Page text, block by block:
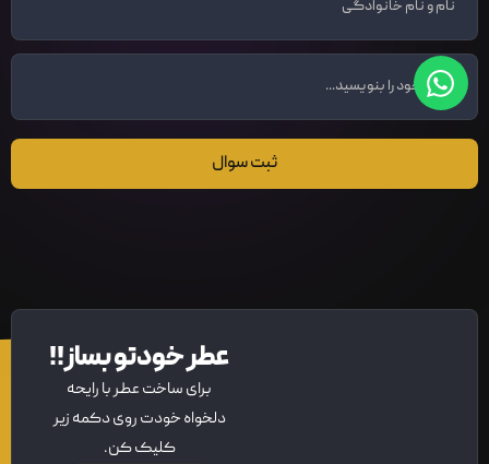
ثبت سوال
عطر خودتو بساز!!
برای ساخت عطر با رایحه
دلخواه خودت روی دکمه زیر
کلیک کن.